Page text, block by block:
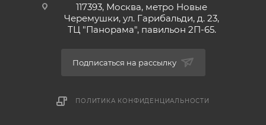
117393, Москва, метро Новые
Черемушки, ул. Гарибальди, д. 23,
ТЦ "Панорама", павильон 2П-65.
Подписаться на рассылку
ПОЛИТИКА КОНФИДЕНЦИАЛЬНОСТИ